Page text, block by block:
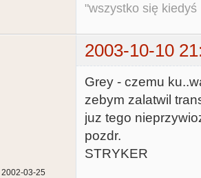
"wszystko się kiedyś
2003-10-10
2002-03-25
Grey - czemu
zebym zalatwil
juz tego
pozdr.
STRYKER